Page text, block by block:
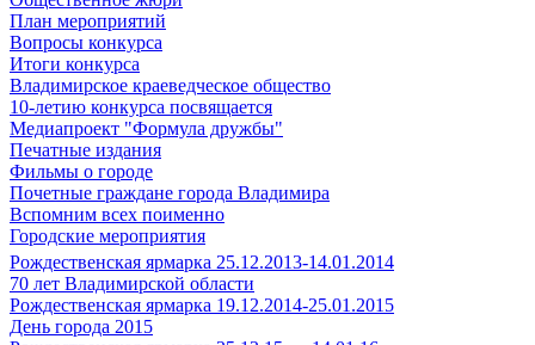
План мероприятий
Вопросы конкурса
Итоги конкурса
Владимирское краеведческое общество
10-летию конкурса посвящается
Медиапроект "Формула дружбы"
Печатные издания
Фильмы о городе
Почетные граждане города Владимира
Вспомним всех поименно
Городские мероприятия
Рождественская ярмарка 25.12.2013-14.01.2014
70 лет Владимирской области
Рождественская ярмарка 19.12.2014-25.01.2015
День города 2015